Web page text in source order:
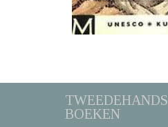
TWEEDEHANDS
BOEKEN